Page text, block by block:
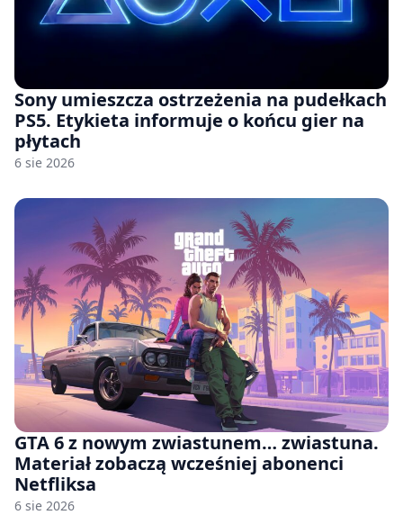
Sony umieszcza ostrzeżenia na pudełkach
PS5. Etykieta informuje o końcu gier na
płytach
6 sie 2026
GTA 6 z nowym zwiastunem… zwiastuna.
Materiał zobaczą wcześniej abonenci
Netfliksa
6 sie 2026